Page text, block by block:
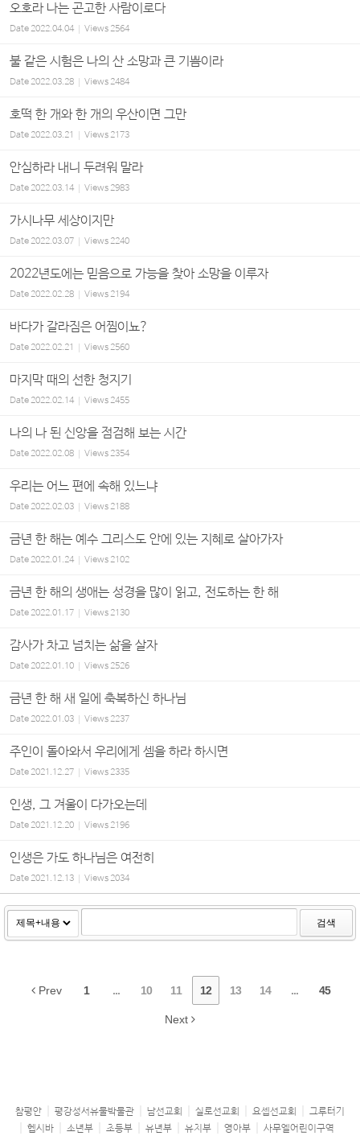
오호라 나는 곤고한 사람이로다
Date2022.04.04 Views2564
불 같은 시험은 나의 산 소망과 큰 기쁨이라
Date2022.03.28 Views2484
호떡 한 개와 한 개의 우산이면 그만
Date2022.03.21 Views2173
안심하라 내니 두려워 말라
Date2022.03.14 Views2983
가시나무 세상이지만
Date2022.03.07 Views2240
2022년도에는 믿음으로 가능을 찾아 소망을 이루자
Date2022.02.28 Views2194
바다가 갈라짐은 어찜이뇨?
Date2022.02.21 Views2560
마지막 때의 선한 청지기
Date2022.02.14 Views2455
나의 나 된 신앙을 점검해 보는 시간
Date2022.02.08 Views2354
우리는 어느 편에 속해 있느냐
Date2022.02.03 Views2188
금년 한 해는 예수 그리스도 안에 있는 지혜로 살아가자
Date2022.01.24 Views2102
금년 한 해의 생애는 성경을 많이 읽고, 전도하는 한 해
Date2022.01.17 Views2130
감사가 차고 넘치는 삶을 살자
Date2022.01.10 Views2526
금년 한 해 새 일에 축복하신 하나님
Date2022.01.03 Views2237
주인이 돌아와서 우리에게 셈을 하라 하시면
Date2021.12.27 Views2335
인생, 그 겨울이 다가오는데
Date2021.12.20 Views2196
인생은 가도 하나님은 여전히
Date2021.12.13 Views2034
검색
Prev 1 ... 10 11 12 13 14 ... 45
Next
참평안 평강성서유물박물관 남선교회 실로선교회 요셉선교회
그루터기
헵시바
소년부 초등부 유년부 유치부 영아부 사무엘어린이구역